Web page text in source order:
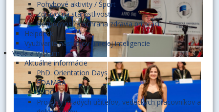
Pohybové aktivity / Šport
Zdravotná starostlivosť
Bezpečnosť a ochrana zdravia pri práci
Helpdesk
Využívanie nástrojov umelej inteligencie
Veda a výskum
Aktuálne informácie
PhD. Orientation Days
EDAMBA
ŠVOČ
Projekty mladých učiteľov, vedeckých pracovníkov a